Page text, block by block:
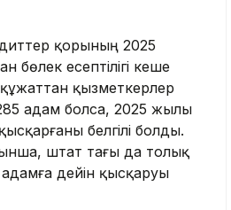
қорының 2025
бөлек есептілігі кеше
қызметкерлер
адам болса, 2025 жылы
белгілі болды.
штат тағы да толық
дейін қысқаруы